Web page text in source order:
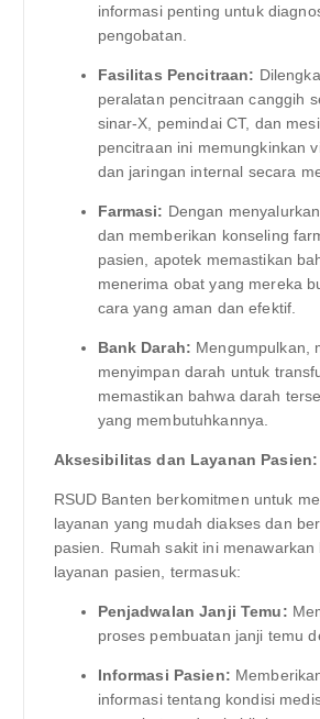
informasi penting untuk
pengobatan.
Fasilitas Pencitraan:
peralatan pencitraan canggih
sinar-X, pemindai CT, dan
pencitraan ini memungkinkan
dan jaringan internal secara
Farmasi: Dengan
dan memberikan konseling
pasien, apotek memastikan
menerima obat yang mereka
cara yang aman dan efektif.
Bank Darah: Mengumpulkan,
menyimpan darah untuk
memastikan bahwa darah
yang membutuhkannya.
Aksesibilitas dan Layanan Pasien:
RSUD Banten berkomitmen untuk
layanan yang mudah diakses dan
pasien. Rumah sakit ini menawarkan
layanan pasien, termasuk:
Penjadwalan Janji Temu:
proses pembuatan janji temu
Informasi Pasien:
informasi tentang kondisi